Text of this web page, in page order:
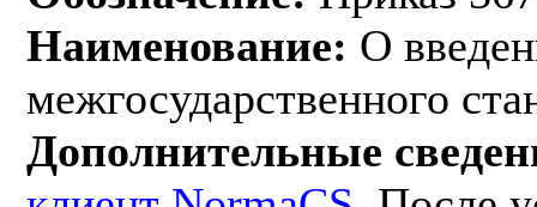
Наименование: О
межгосударственного
Дополнительные